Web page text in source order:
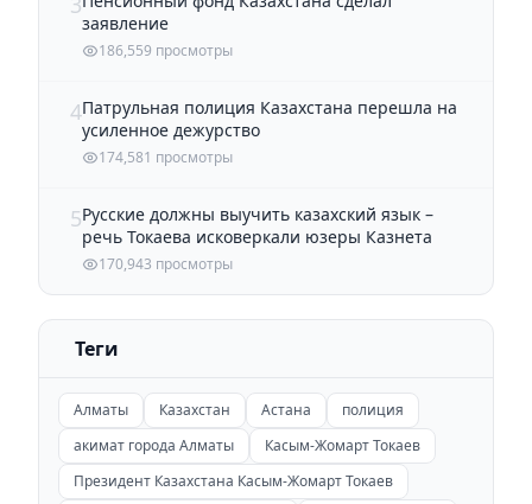
заявление
186,559 просмотры
4Патрульная полиция Казахстана перешла на
усиленное дежурство
174,581 просмотры
5Русские должны выучить казахский язык –
речь Токаева исковеркали юзеры Казнета
170,943 просмотры
Теги
Алматы Казахстан Астана
полиция
акимат города Алматы
Касым-Жомарт Токаев
Президент Казахстана Касым-Жомарт Токаев